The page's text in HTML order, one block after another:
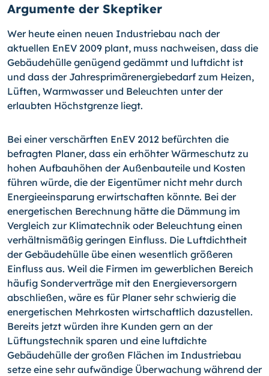
Argumente der Skeptiker
Wer heute einen neuen Industriebau nach der
aktuellen EnEV 2009 plant, muss nachweisen, dass die
Gebäudehülle genügend gedämmt und luftdicht ist
und dass der Jahresprimärenergiebedarf zum Heizen,
Lüften, Warmwasser und Beleuchten unter der
erlaubten Höchstgrenze liegt.
Bei einer verschärften EnEV 2012 befürchten die
befragten Planer, dass ein erhöhter Wärmeschutz zu
hohen Aufbauhöhen der Außenbauteile und Kosten
führen würde, die der Eigentümer nicht mehr durch
Energieeinsparung erwirtschaften könnte. Bei der
energetischen Berechnung hätte die Dämmung im
Vergleich zur Klimatechnik oder Beleuchtung einen
verhältnismäßig geringen Einfluss. Die Luftdichtheit
der Gebäudehülle übe einen wesentlich größeren
Einfluss aus. Weil die Firmen im gewerblichen Bereich
häufig Sonderverträge mit den Energieversorgern
abschließen, wäre es für Planer sehr schwierig die
energetischen Mehrkosten wirtschaftlich dazustellen.
Bereits jetzt würden ihre Kunden gern an der
Lüftungstechnik sparen und eine luftdichte
Gebäudehülle der großen Flächen im Industriebau
setze eine sehr aufwändige Überwachung während der